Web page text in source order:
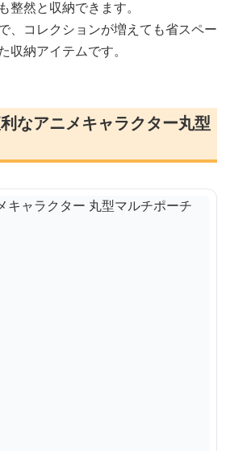
整然と収納できます。
、コレクションが増えても省スペー
収納アイテムです。
なアニメキャラクター丸型